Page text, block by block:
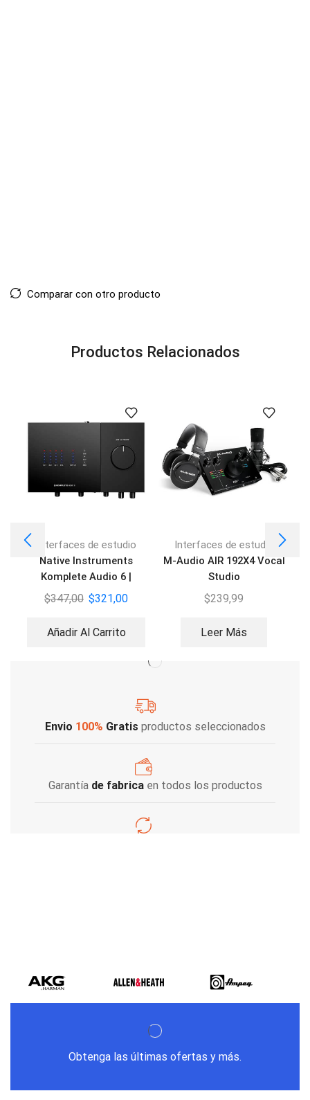
Comparar con otro producto
Productos Relacionados
Interfaces de estudio
Native Instruments
Komplete Audio 6 |
Interfaz de Audio USB
$347,00 $321,00
Añadir Al Carrito
Interfaces de estudio
M-Audio AIR 192X4 Vocal
Studio
$239,99
Leer Más
Envio 100% Gratis productos seleccionados
Garantía de fabricaen todos los productos
Obtenga las últimas ofertas y más.